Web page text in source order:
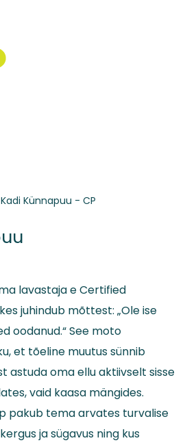
Kadi Künnapuu - CP
lavastaja e Certified
juhindub mõttest: „Ole ise
oodanud.“ See moto
et tõeline muutus sünnib
astuda oma ellu aktiivselt sisse
vaid kaasa mängides.
pakub tema arvates turvalise
ja sügavus ning kus